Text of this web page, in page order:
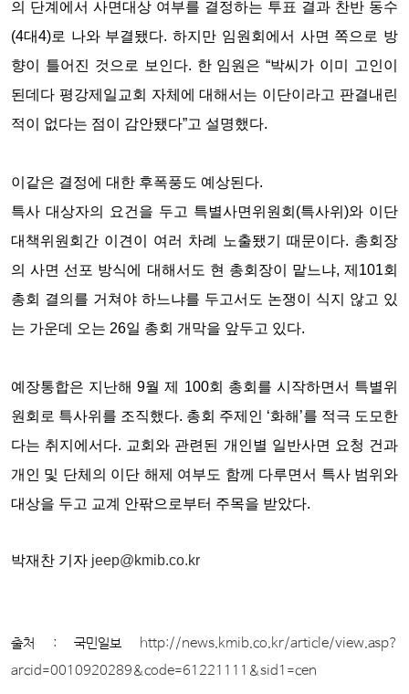
의 단계에서 사면대상 여부를 결정하는 투표 결과 찬반 동수
(4대4)로 나와 부결됐다. 하지만 임원회에서 사면 쪽으로 방
향이 틀어진 것으로 보인다. 한 임원은 “박씨가 이미 고인이
된데다 평강제일교회 자체에 대해서는 이단이라고 판결내린
적이 없다는 점이 감안됐다”고 설명했다.
이같은 결정에 대한 후폭풍도 예상된다.
특사 대상자의 요건을 두고 특별사면위원회(특사위)와 이단
대책위원회간 이견이 여러 차례 노출됐기 때문이다. 총회장
의 사면 선포 방식에 대해서도 현 총회장이 맡느냐, 제101회
총회 결의를 거쳐야 하느냐를 두고서도 논쟁이 식지 않고 있
는 가운데 오는 26일 총회 개막을 앞두고 있다.
예장통합은 지난해 9월 제 100회 총회를 시작하면서 특별위
원회로 특사위를 조직했다. 총회 주제인 ‘화해’를 적극 도모한
다는 취지에서다. 교회와 관련된 개인별 일반사면 요청 건과
개인 및 단체의 이단 해제 여부도 함께 다루면서 특사 범위와
대상을 두고 교계 안팎으로부터 주목을 받았다.
박재찬 기자 jeep@kmib.co.kr
출처 : 국민일보 http://news.kmib.co.kr/article/view.asp?
arcid=0010920289&code=61221111&sid1=cen